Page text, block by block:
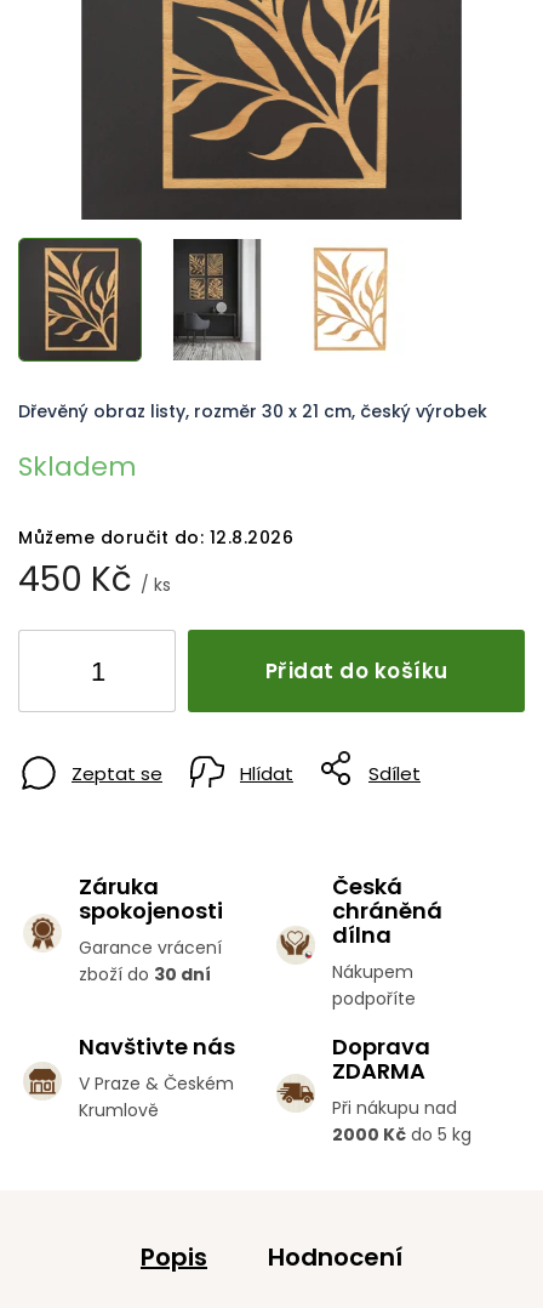
450 Kč / ks
Skladem
Můžeme doručit do: 12.8.2026
Přidat do košíku
Dřevěný obraz listy, rozměr 30 x 21 cm, český výrobek
Zeptat se Hlídat Sdílet
Záruka
spokojenosti
Garance vrácení
zboží do 30 dní
Česká
chráněná
dílna
Nákupem
podpoříte
Navštivte nás
V Praze & Českém
Krumlově
Doprava
ZDARMA
Při nákupu nad
2000 Kč do 5 kg
Popis Hodnocení